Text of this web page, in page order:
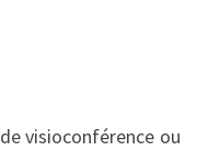
visioconférence ou